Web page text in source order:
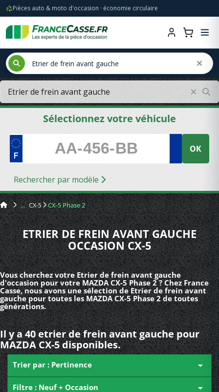
Pièces auto & moto d'occasion · économie circulaire
Sélectionnez votre véhicule
OK
Rechercher par modèle
CX-5 CX-5 Phase 2
ETRIER DE FREIN AVANT GAUCHE
OCCASION CX-5
Vous cherchez votre Etrier de frein avant gauche
d'occasion pour votre MAZDA CX-5 Phase 2 ? Chez France
Casse, nous avons une sélection de Etrier de frein avant
gauche pour toutes les MAZDA CX-5 Phase 2 de toutes
générations.
Il y a 40 etrier de frein avant gauche pour
MAZDA CX-5 disponibles.
Trier par : Pertinence 
Filtre : Neuf + Occasion 